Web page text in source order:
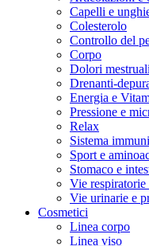
Capelli e
Colesterolo
Controllo del
Corpo
Dolori
Drenanti-
Energia e
Pressione e
Relax
Sistema
Sport e
Stomaco e
Vie respiratorie
Vie urinarie e
Cosmetici
Linea corpo
Linea viso